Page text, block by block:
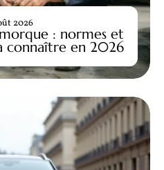
: normes et
connaître en 2026
2026